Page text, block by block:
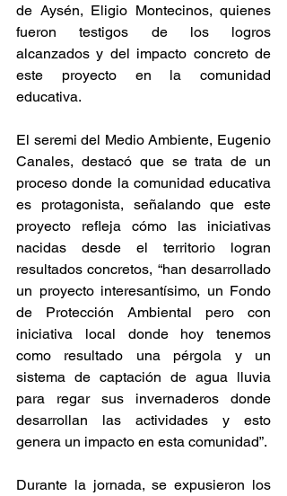
de Aysén, Eligio Montecinos, quienes
fueron testigos de los logros
alcanzados y del impacto concreto de
este proyecto en la comunidad
educativa.
El seremi del Medio Ambiente, Eugenio
Canales, destacó que se trata de un
proceso donde la comunidad educativa
es protagonista, señalando que este
proyecto refleja cómo las iniciativas
nacidas desde el territorio logran
resultados concretos, “han desarrollado
un proyecto interesantísimo, un Fondo
de Protección Ambiental pero con
iniciativa local donde hoy tenemos
como resultado una pérgola y un
sistema de captación de agua lluvia
para regar sus invernaderos donde
desarrollan las actividades y esto
genera un impacto en esta comunidad”.
Durante la jornada, se expusieron los